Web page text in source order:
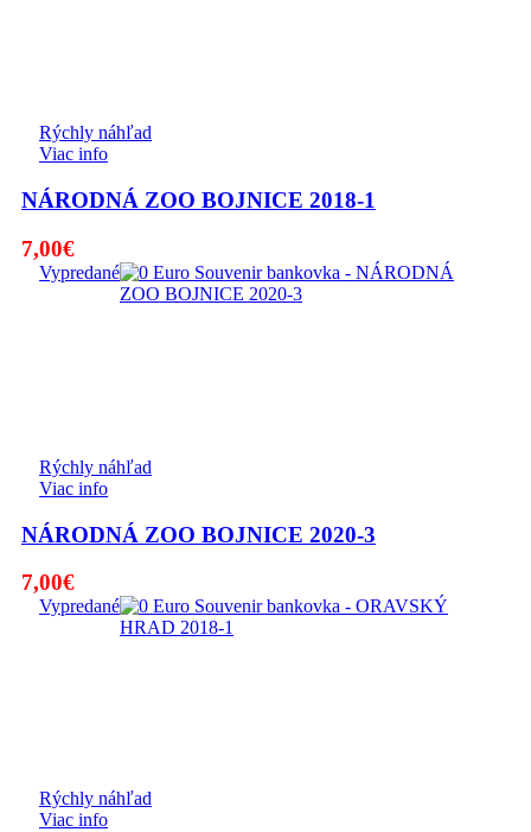
Rýchly náhľad
Viac info
NÁRODNÁ ZOO BOJNICE 2018-1
7,00€
Vypredané
Rýchly náhľad
Viac info
NÁRODNÁ ZOO BOJNICE 2020-3
7,00€
Vypredané
Rýchly náhľad
Viac info